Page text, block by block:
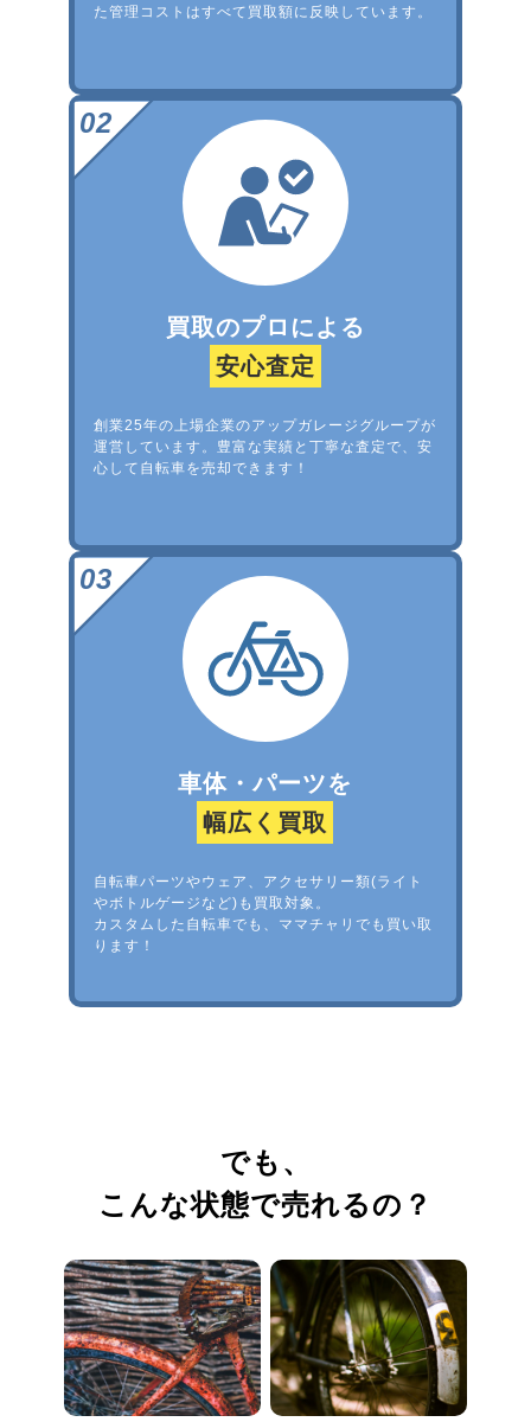
た管理コストはすべて買取額に反映しています。
買取のプロによる
安心査定
創業25年の上場企業のアップガレージグループが
運営しています。豊富な実績と丁寧な査定で、安
心して自転車を売却できます！
車体・パーツを
幅広く買取
自転車パーツやウェア、アクセサリー類(ライト
やボトルゲージなど)も買取対象。
カスタムした自転車でも、ママチャリでも買い取
ります！
でも、
こんな状態で売れるの？